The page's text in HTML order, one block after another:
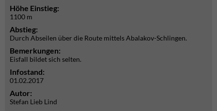
Höhe Einstieg:
1100 m
Abstieg:
Durch Abseilen über die Route mittels Abalakov-Schlingen.
Bemerkungen:
Eisfall bildet sich selten.
Infostand:
01.02.2017
Autor:
Stefan Lieb Lind